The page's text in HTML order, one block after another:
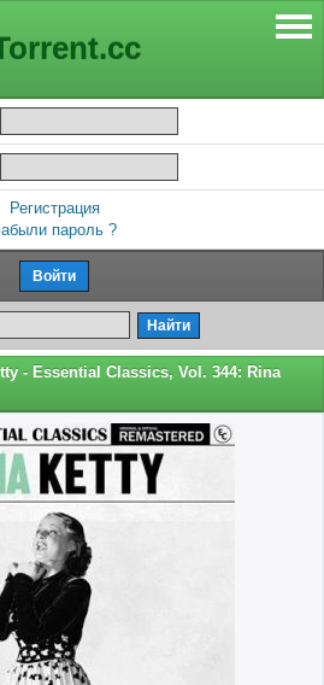
Регистрация
пароль ?
- Essential Classics, Vol. 344: Rina